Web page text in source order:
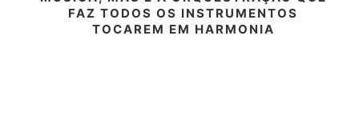
FAZ TODOS OS INSTRUMENTOS
TOCAREM EM HARMONIA